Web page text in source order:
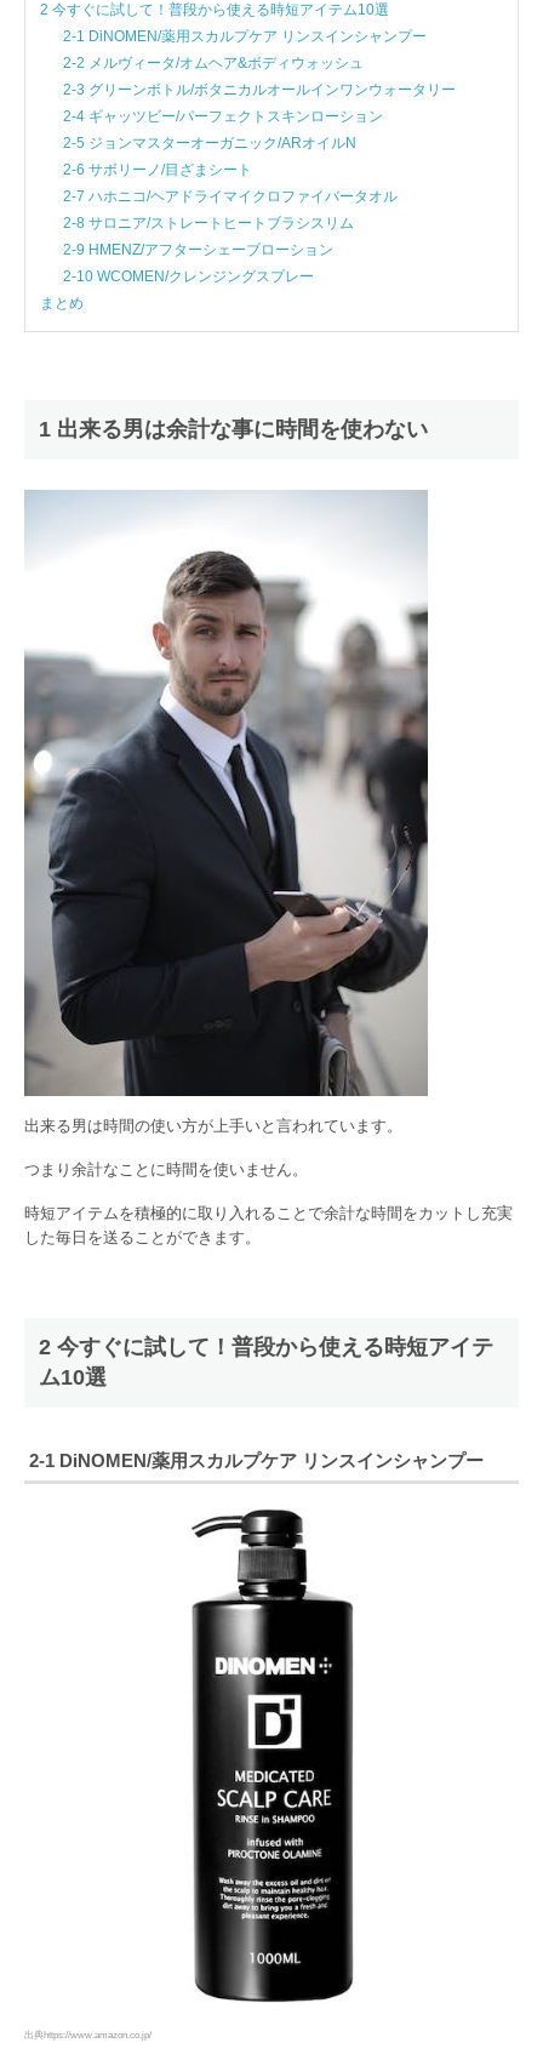
2 今すぐに試して！普段から使える時短アイテム10選
2-1 DiNOMEN/薬用スカルプケア リンスインシャンプー
2-2 メルヴィータ/オムヘア&ボディウォッシュ
2-3 グリーンボトル/ボタニカルオールインワンウォータリー
2-4 ギャッツビー/パーフェクトスキンローション
2-5 ジョンマスターオーガニック/ARオイルN
2-6 サボリーノ/目ざまシート
2-7 ハホニコ/ヘアドライマイクロファイバータオル
2-8 サロニア/ストレートヒートブラシスリム
2-9 HMENZ/アフターシェーブローション
2-10 WCOMEN/クレンジングスプレー
まとめ
1 出来る男は余計な事に時間を使わない
出来る男は時間の使い方が上手いと言われています。
つまり余計なことに時間を使いません。
時短アイテムを積極的に取り入れることで余計な時間をカットし充実
した毎日を送ることができます。
2 今すぐに試して！普段から使える時短アイテ
ム10選
2-1 DiNOMEN/薬用スカルプケア リンスインシャンプー
出典https://www.amazon.co.jp/